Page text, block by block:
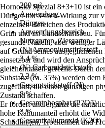
200 m²
Anwendung
Düngen
Anwendungsbereich
Nutzgarten, Ziergarten
(N) Ammoniumstickstoff
3,4 %
(N) Carbamidstickstoff
2,3 %
Gesamtstickstoff (N)
8 %
Gesamtphosphat (P2O5)
3 %
Gesamtkaliumoxid (K2O)
Hornoska Spezial 8+3+10 ist
Dünger mit 3-fach-Wirkung zur
einzelnen Bereichen des
Grün und im Landschaftsbau.
gesunde Nadeln, aber weniger
auf Grund seines
einsetzbar und wird den
gleichermaßen gerecht. Durch
Substanz (ca. 35%) werden
zugeführt, die einen günstigen
Zustand schaffen.
Er fördert und ergänzt die
hohe Kaliumanteil erhöht die
Schädlingen, Trockenheit und